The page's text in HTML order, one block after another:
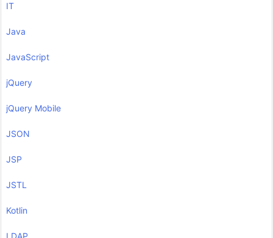
IT
Java
JavaScript
jQuery
jQuery Mobile
JSON
JSP
JSTL
Kotlin